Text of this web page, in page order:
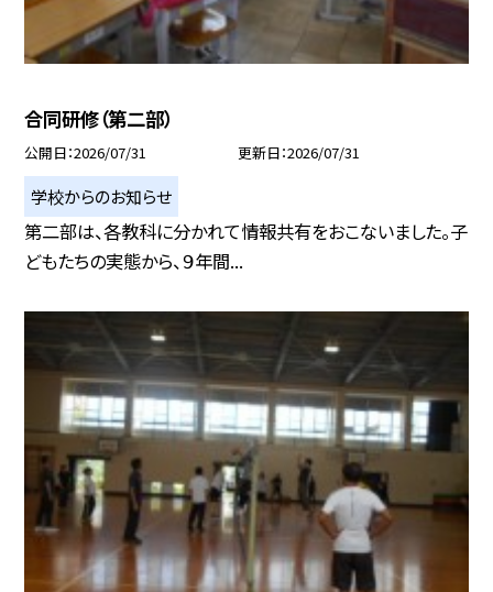
合同研修（第二部）
公開日 2026/07/31 更新日 2026/07/31
学校からのお知らせ
第二部は、各教科に分かれて情報共有をおこないました。子
どもたちの実態から、９年間...